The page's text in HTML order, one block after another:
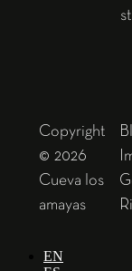
Copyright
© 2026
Cueva los
amayas
EN